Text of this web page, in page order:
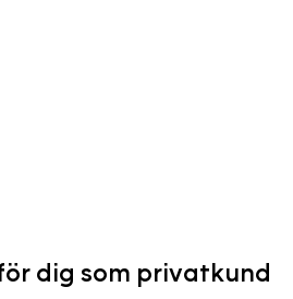
dig som privatkund